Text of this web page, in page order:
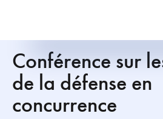
Conférence sur
de la défense en
concurrence